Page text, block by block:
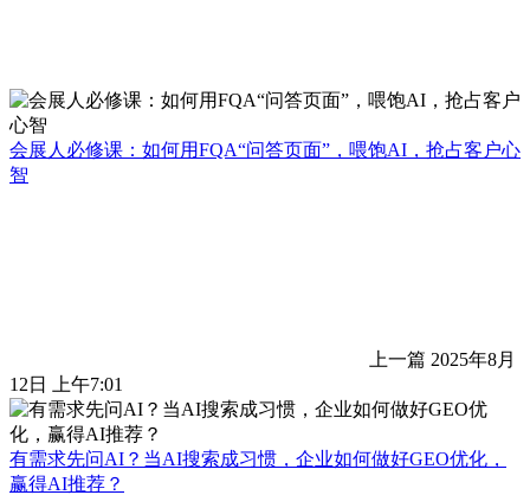
会展人必修课：如何用FQA“问答页面”，喂饱AI，抢占客户心
智
上一篇 2025年8月
12日 上午7:01
有需求先问AI？当AI搜索成习惯，企业如何做好GEO优化，
赢得AI推荐？